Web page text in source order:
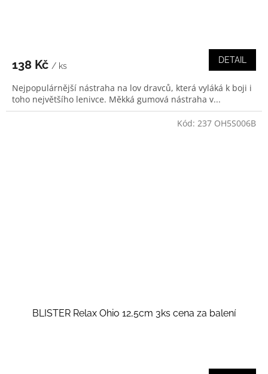
138 Kč / ks
DETAIL
Nejpopulárnější nástraha na lov dravců, která vyláká k boji i
toho největšího lenivce. Měkká gumová nástraha v...
BLISTER Relax Ohio 12,5cm 3ks cena za balení
Kód: 237 OH5S006B